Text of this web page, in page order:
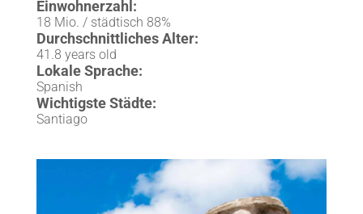
Einwohnerzahl:
18 Mio. / städtisch 88%
Durchschnittliches Alter:
41.8 years old
Lokale Sprache:
Spanish
Wichtigste Städte:
Santiago